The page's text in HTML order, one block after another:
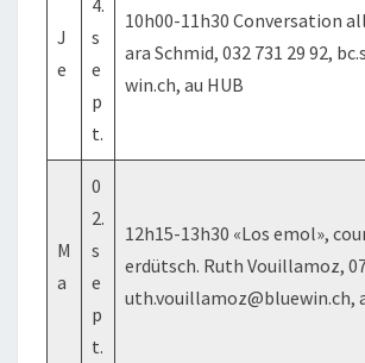
J
e
4.
s
e
p
t.
10h00-11h30 Conversation
ara Schmid, 032 731 29 92,
win.ch, au HUB
M
a
0
2.
s
e
p
t.
12h15-13h30 «Los emol»,
erdütsch. Ruth Vouillamoz,
uth.vouillamoz@bluewin.ch,